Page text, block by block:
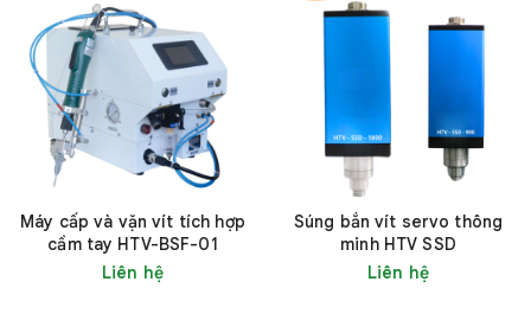
Máy cấp và vặn vít tích hợp
cầm tay HTV-BSF-01
Liên hệ
Súng bắn vít servo thông
minh HTV SSD
Liên hệ